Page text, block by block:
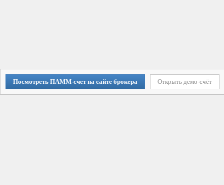
Посмотреть ПАММ-счет на сайте брокера Открыть демо-счёт